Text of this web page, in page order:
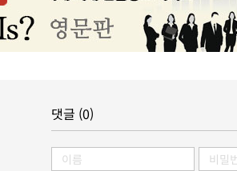
댓글 (0)